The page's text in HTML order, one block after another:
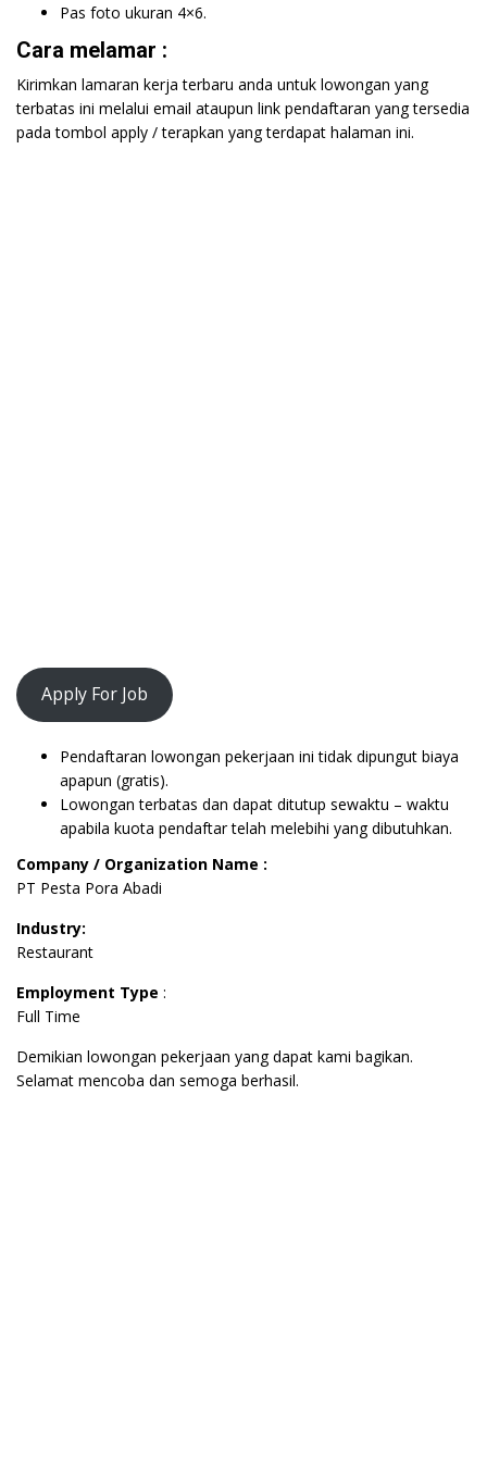
Pas foto ukuran 4×6.
Cara melamar :
Kirimkan lamaran kerja terbaru anda untuk lowongan yang
terbatas ini melalui email ataupun link pendaftaran yang tersedia
pada tombol apply / terapkan yang terdapat halaman ini.
Apply For Job
Pendaftaran lowongan pekerjaan ini tidak dipungut biaya
apapun (gratis).
Lowongan terbatas dan dapat ditutup sewaktu – waktu
apabila kuota pendaftar telah melebihi yang dibutuhkan.
Company / Organization Name :
PT Pesta Pora Abadi
Industry:
Restaurant
Employment Type :
Full Time
Demikian lowongan pekerjaan yang dapat kami bagikan.
Selamat mencoba dan semoga berhasil.